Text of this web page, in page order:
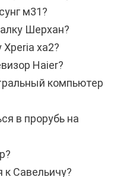
м31?
Шерхан?
Xperia xa2?
Haier?
компьютер
в прорубь на
к Савельичу?